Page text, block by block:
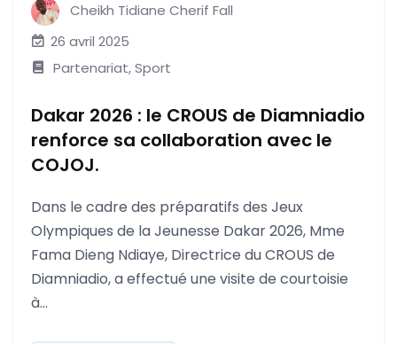
Cheikh Tidiane Cherif Fall
26 avril 2025
Partenariat,Sport
Dakar 2026 : le CROUS de Diamniadio
renforce sa collaboration avec le
COJOJ.
Dans le cadre des préparatifs des Jeux
Olympiques de la Jeunesse Dakar 2026, Mme
Fama Dieng Ndiaye, Directrice du CROUS de
Diamniadio, a effectué une visite de courtoisie
à...